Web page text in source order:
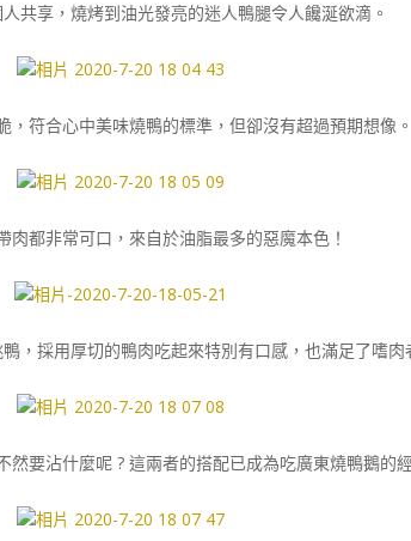
共享，燒烤到油光發亮的迷人鴨腿令人饞涎欲滴。
，符合心中美味燒鴨的標準，但卻沒有超過預期想像。
肉都非常可口，來自於油脂最多的惡魔本色！
，採用厚切的鴨肉吃起來特別有口感，也滿足了嗜肉
然要沾什麼呢 ? 這兩者的搭配已成為吃廣東燒鴨鵝的